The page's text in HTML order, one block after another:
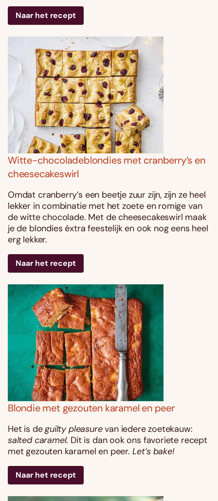
Naar het recept
Witte-chocoladeblondies met cranberry’s en
cheesecakeswirl
Omdat cranberry’s een beetje zuur zijn, zijn ze heel
lekker in combinatie met het zoete en romige van
de witte chocolade. Met de cheesecakeswirl maak
je de blondies éxtra feestelijk en ook nog eens heel
erg lekker.
Naar het recept
Blondie met gezouten karamel en peer
Het is deguilty pleasurevan iedere zoetekauw:
salted caramel. Dit is dan ook ons favoriete recept
met gezouten karamel en peer. Let’s bake!
Naar het recept